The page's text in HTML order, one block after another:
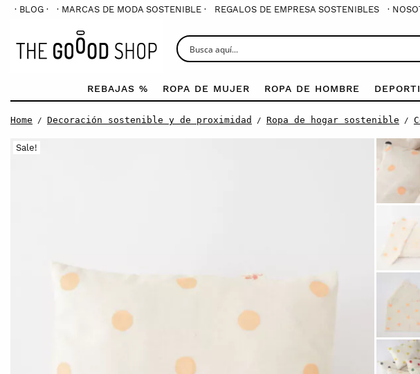
· BLOG · · MARCAS DE MODA SOSTENIBLE · REGALOS DE EMPRESA SOSTENIBLES ·
REBAJAS % ROPA DE MUJER ROPA DE HOMBRE
Home / Decoración sostenible y de proximidad / Ropa de hogar sostenible /
Sale!